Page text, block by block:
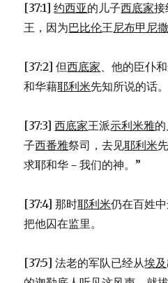
[37:1]约西亚的儿子西底家接
王，因为巴比伦王尼布甲尼撒
[37:2] 但西底家、他的臣仆
和华藉耶利米先知所说的话。
[37:3]西底家王派示利米雅
子西番雅祭司，去见耶利米
求耶和华－我们的神。”
[37:4] 那时耶利米仍在百姓
把他囚在监里。
[37:5] 法老的军队已经从埃及